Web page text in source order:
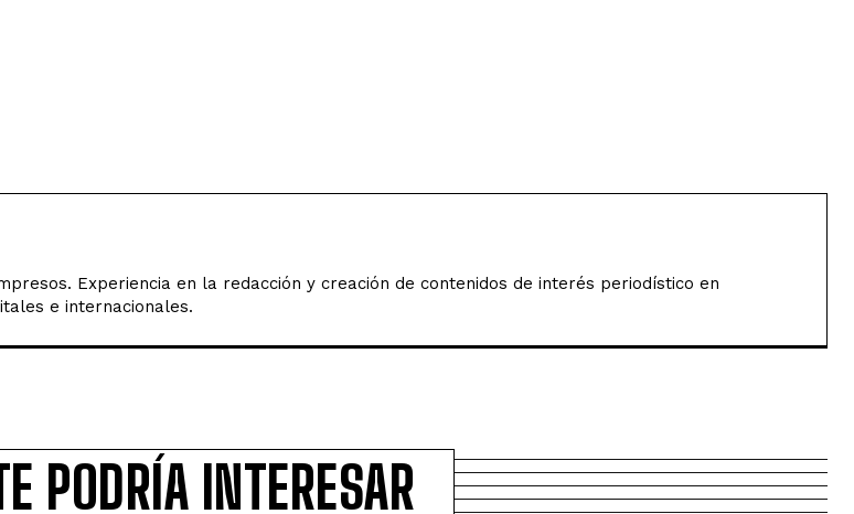
Experiencia en la redacción y creación de contenidos de interés periodístico en
e internacionales.
PODRÍA INTERESAR